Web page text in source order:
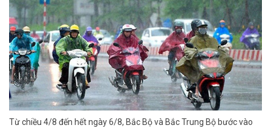
Từ chiều 4/8 đến hết ngày 6/8, Bắc Bộ và Bắc Trung Bộ bước vào